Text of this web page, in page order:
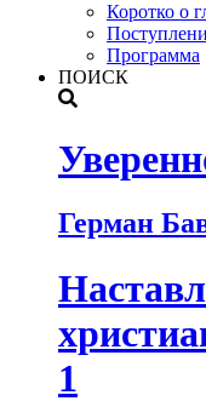
Коротко о
Программа
ПОИСК
Герман
1